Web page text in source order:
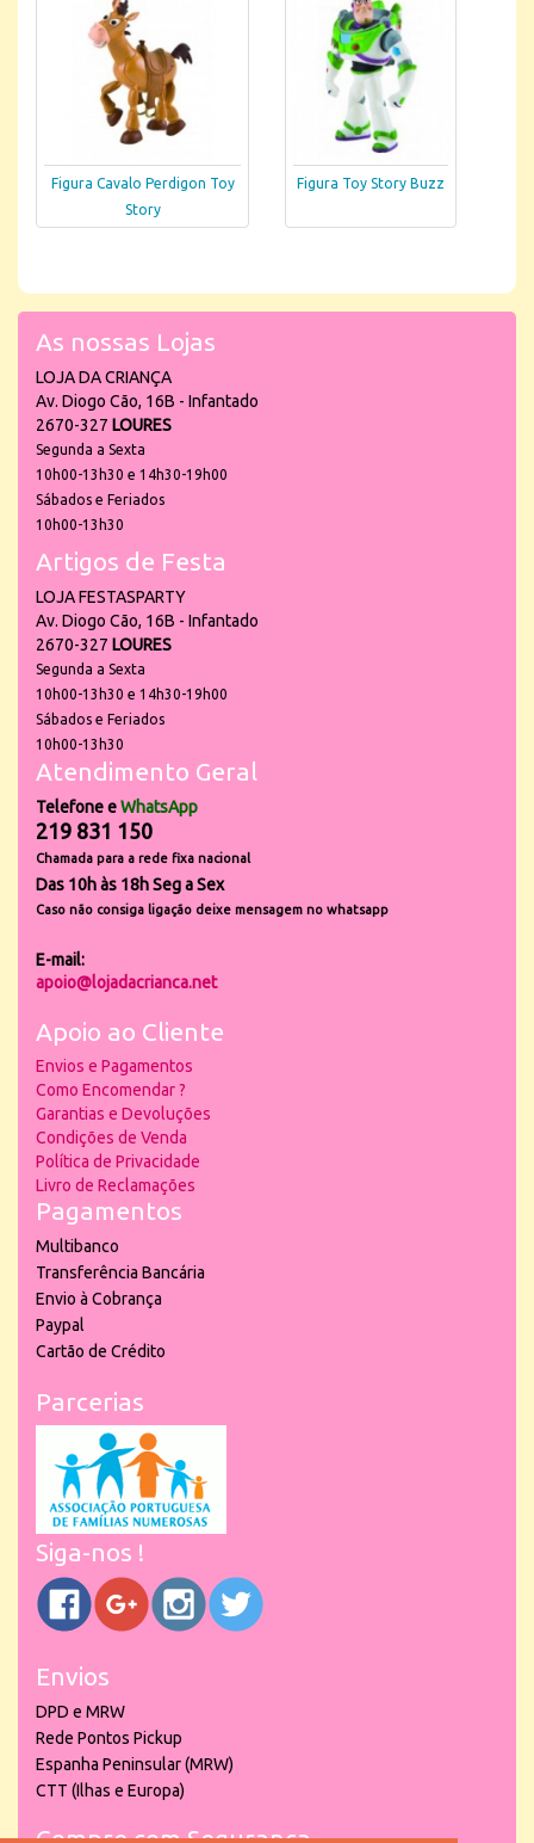
Figura Cavalo Perdigon Toy
Story
Figura Toy Story Buzz
As nossas Lojas
LOJA DA CRIANÇA
Av. Diogo Cão, 16B - Infantado
2670-327 LOURES
Segunda a Sexta
10h00-13h30 e 14h30-19h00
Sábados e Feriados
10h00-13h30
Artigos de Festa
LOJA FESTASPARTY
Av. Diogo Cão, 16B - Infantado
2670-327 LOURES
Segunda a Sexta
10h00-13h30 e 14h30-19h00
Sábados e Feriados
10h00-13h30
Atendimento Geral
Telefone eWhatsApp
219 831 150
Chamada para a rede fixa nacional
Das 10h às 18h Seg a Sex
Caso não consiga ligação deixe mensagem no whatsapp
E-mail:
apoio@lojadacrianca.net
Apoio ao Cliente
Envios e Pagamentos
Como Encomendar ?
Garantias e Devoluções
Condições de Venda
Política de Privacidade
Livro de Reclamações
Pagamentos
Multibanco
Transferência Bancária
Envio à Cobrança
Paypal
Cartão de Crédito
Parcerias
Siga-nos !
Envios
DPD e MRW
Rede Pontos Pickup
Espanha Peninsular (MRW)
CTT (Ilhas e Europa)